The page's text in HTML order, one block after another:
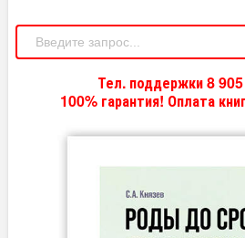
Тел. поддержки 8
100% гарантия! Оплата